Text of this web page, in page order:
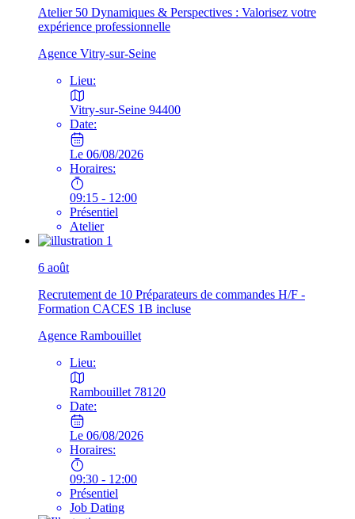
Atelier 50 Dynamiques & Perspectives : Valorisez votre
expérience professionnelle
Agence Vitry-sur-Seine
Lieu:
Vitry-sur-Seine 94400
Date:
Le 06/08/2026
Horaires:
09:15 - 12:00
Présentiel
Atelier
6 août
Recrutement de 10 Préparateurs de commandes H/F -
Formation CACES 1B incluse
Agence Rambouillet
Lieu:
Rambouillet 78120
Date:
Le 06/08/2026
Horaires:
09:30 - 12:00
Présentiel
Job Dating